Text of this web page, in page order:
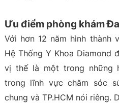
Ưu điểm phòng khám
Với hơn 12 năm hình thành
Hệ Thống Y Khoa Diamond
vị thế là một trong những
trong lĩnh vực chăm sóc
chung và TP.HCM nói riêng.